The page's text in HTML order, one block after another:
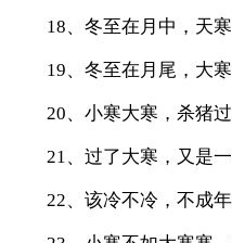
18、冬至在月中，天
19、冬至在月尾，大
20、小寒大寒，杀猪
21、过了大寒，又是
22、该冷不冷，不成